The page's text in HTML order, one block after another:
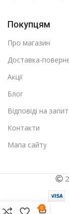
Покупцям
Про магазин
Доставка-
Акції
Блог
Відповіді на
Контакти
Мапа сайту
0